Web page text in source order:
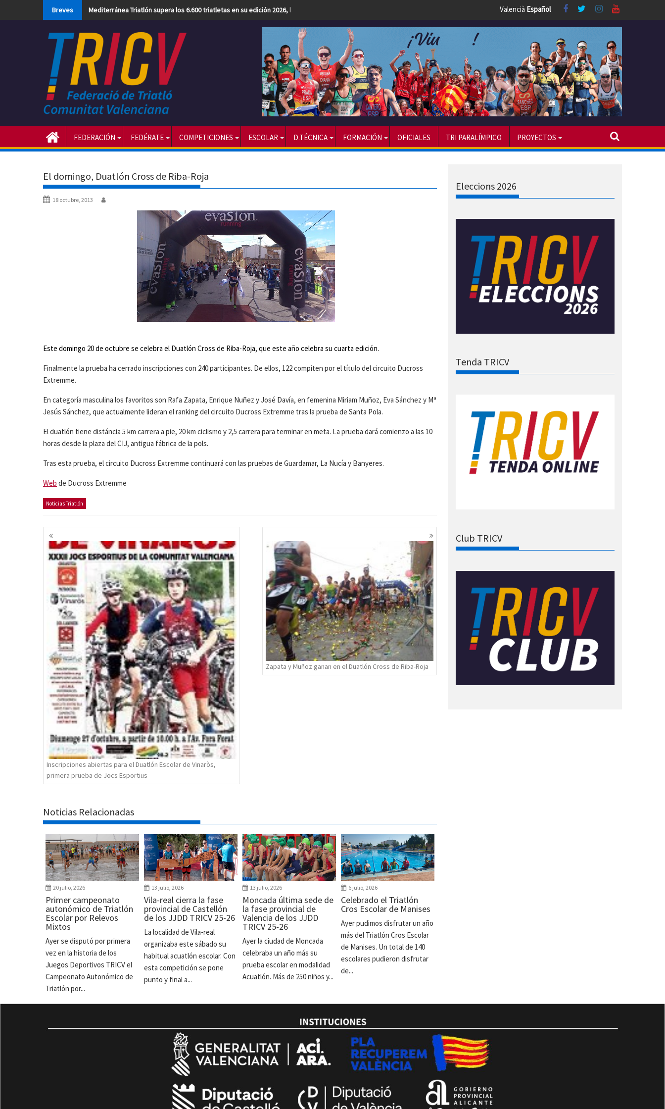
Breves Mediterránea Triatlón supera los 6.600 triatletas en su edición 2026, la más numerosa hasta la fecha Valencià Español
FEDERACIÓN FEDÉRATE COMPETICIONES ESCOLAR D.TÉCNICA FORMACIÓN OFICIALES TRI PARALÍMPICO PROYECTOS
El domingo, Duatlón Cross de Riba-Roja
18 octubre, 2013
Este domingo 20 de octubre se celebra el Duatlón Cross de Riba-Roja, que este año celebra su cuarta edición.
Finalmente la prueba ha cerrado inscripciones con 240 participantes. De ellos, 122 compiten por el título del circuito Ducross
Extremme.
En categoría masculina los favoritos son Rafa Zapata, Enrique Nuñez y José Davía, en femenina Miriam Muñoz, Eva Sánchez y Mª
Jesús Sánchez, que actualmente lideran el ranking del circuito Ducross Extremme tras la prueba de Santa Pola.
El duatlón tiene distáncia 5 km carrera a pie, 20 km ciclismo y 2,5 carrera para terminar en meta. La prueba dará comienzo a las 10
horas desde la plaza del CIJ, antigua fábrica de la pols.
Tras esta prueba, el circuito Ducross Extremme continuará con las pruebas de Guardamar, La Nucía y Banyeres.
Web de Ducross Extremme
Noticias Triatlón
Navegación
de
entradas
Inscripciones abiertas para el Duatlón Escolar de Vinaròs,
primera prueba de Jocs Esportius
Zapata y Muñoz ganan en el Duatlón Cross de Riba-Roja
Noticias Relacionadas
20 julio, 2026
Primer campeonato
autonómico de Triatlón
Escolar por Relevos
Mixtos
Ayer se disputó por primera
vez en la historia de los
Juegos Deportivos TRICV el
Campeonato Autonómico de
Triatlón por...
13 julio, 2026
Vila-real cierra la fase
provincial de Castellón
de los JJDD TRICV 25-26
La localidad de Vila-real
organizaba este sábado su
habitual acuatlón escolar. Con
esta competición se pone
punto y final a...
13 julio, 2026
Moncada última sede de
la fase provincial de
Valencia de los JJDD
TRICV 25-26
Ayer la ciudad de Moncada
celebraba un año más su
prueba escolar en modalidad
Acuatlón. Más de 250 niños y...
6 julio, 2026
Celebrado el Triatlón
Cros Escolar de Manises
Ayer pudimos disfrutar un año
más del Triatlón Cros Escolar
de Manises. Un total de 140
escolares pudieron disfrutar
de...
Eleccions 2026
Tenda TRICV
Club TRICV